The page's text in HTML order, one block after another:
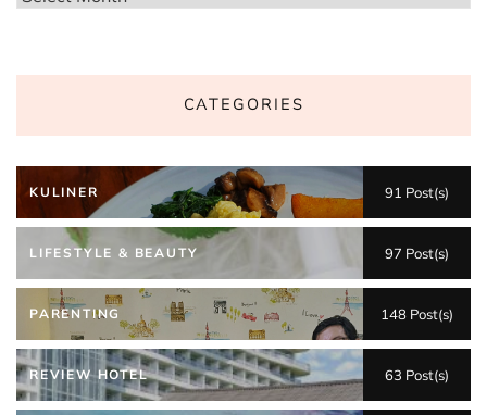
CATEGORIES
KULINER 91 Post(s)
LIFESTYLE & BEAUTY 97 Post(s)
PARENTING 148 Post(s)
REVIEW HOTEL 63 Post(s)